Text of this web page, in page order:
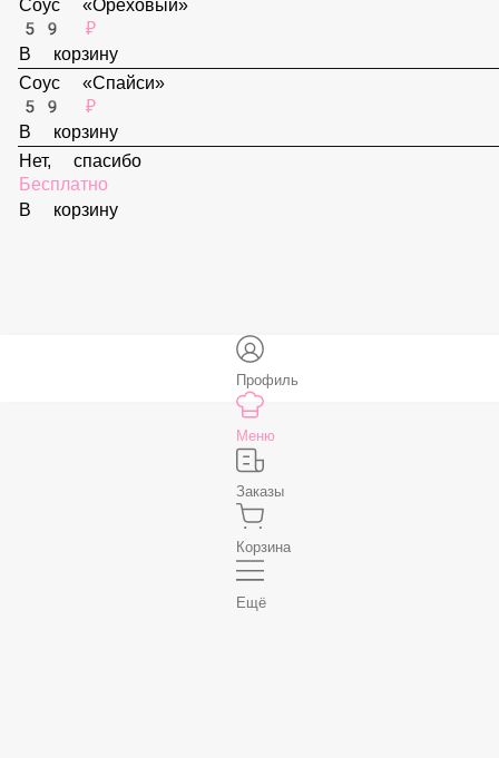
Твист Цезарь
459 ₽
В корзину
Соус «Ореховый»
59 ₽
В корзину
Профиль
Меню